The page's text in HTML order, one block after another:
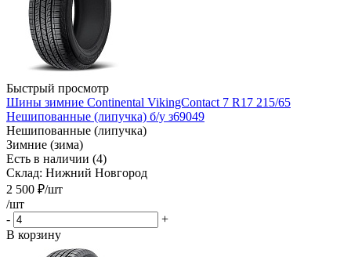
Быстрый просмотр
Шины зимние Continental VikingContact 7 R17 215/65
Нешипованные (липучка) б/у з69049
Нешипованные (липучка)
Зимние (зима)
Есть в наличии (4)
Склад: Нижний Новгород
2 500 ₽/шт
/шт
-
+
В корзину